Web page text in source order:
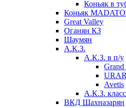
Коньяк в
Коньяк
Great Valley
Оганян КЗ
Шаумян
А.К.З.
А.К.З. в п/у
Grand
Avetis
А.К.З.
ВКД Шахназарян